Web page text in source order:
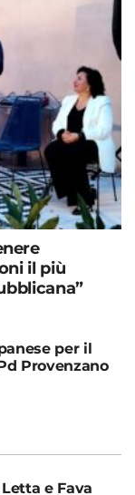
il più
per il
Provenzano
e Fava